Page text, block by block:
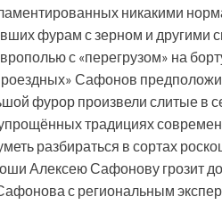
никакими
фурам с зерном и другими
с «перегрузом» на
Сафонов
фурор произвели слитые
традициях
разбираться в сортах
Алексею Сафонову грозит
с региональным